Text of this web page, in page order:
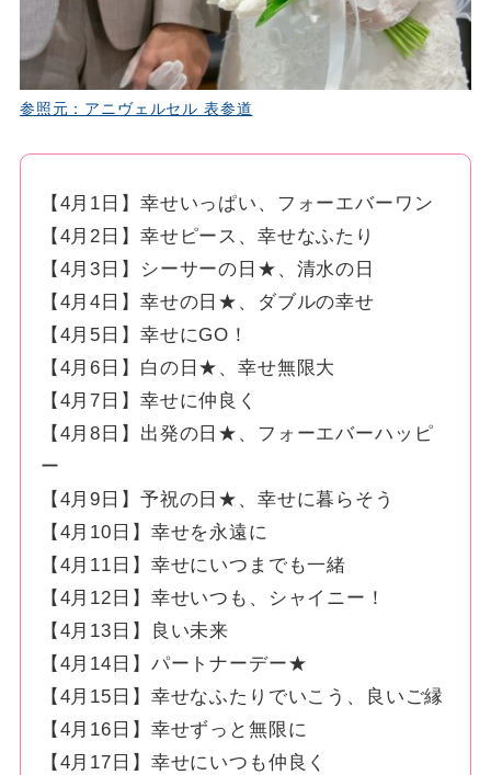
参照元：アニヴェルセル 表参道
【4月1日】幸せいっぱい、フォーエバーワン
【4月2日】幸せピース、幸せなふたり
【4月3日】シーサーの日★、清水の日
【4月4日】幸せの日★、ダブルの幸せ
【4月5日】幸せにGO！
【4月6日】白の日★、幸せ無限大
【4月7日】幸せに仲良く
【4月8日】出発の日★、フォーエバーハッピ
ー
【4月9日】予祝の日★、幸せに暮らそう
【4月10日】幸せを永遠に
【4月11日】幸せにいつまでも一緒
【4月12日】幸せいつも、シャイニー！
【4月13日】良い未来
【4月14日】パートナーデー★
【4月15日】幸せなふたりでいこう、良いご縁
【4月16日】幸せずっと無限に
【4月17日】幸せにいつも仲良く